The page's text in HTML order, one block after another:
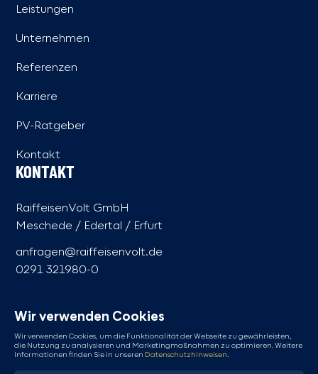
Leistungen
Unternehmen
Referenzen
Karriere
PV-Ratgeber
Kontakt
KONTAKT
RaiffeisenVolt GmbH
Meschede / Edertal / Erfurt
anfragen@raiffeisenvolt.de
0291 321980-0
ESCHÄFTSZEITEN
Einen technischen Notfall melden: 015123966182
Wir verwenden Cookies
Wir verwenden Cookies, um die Funktionalität der Webseite zu gewährleisten,
die Nutzung zu analysieren und Marketingmaßnahmen zu optimieren. Weitere
Informationen finden Sie in unseren Datenschutzhinweisen.